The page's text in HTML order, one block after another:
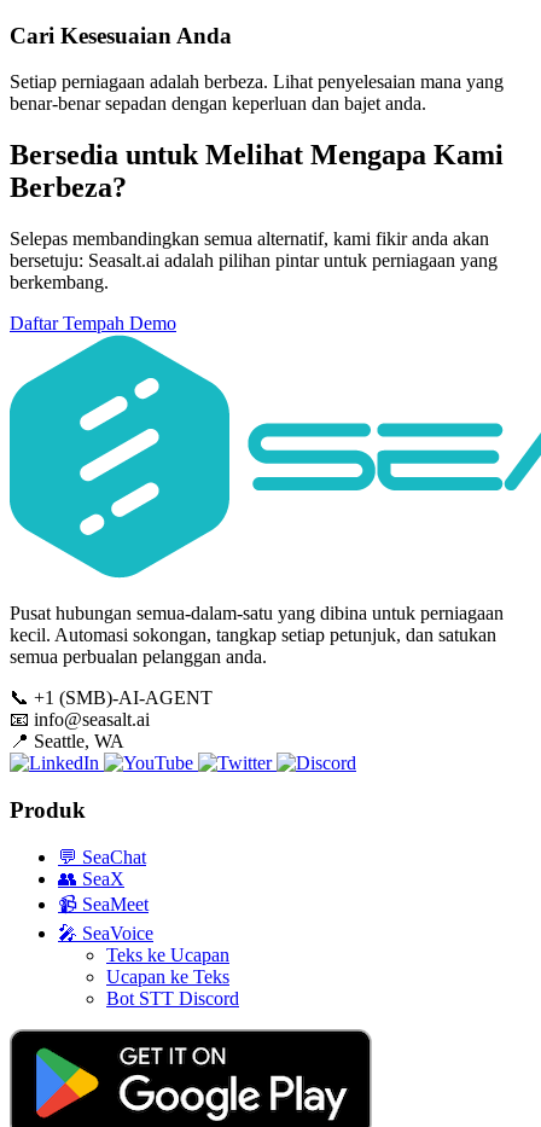
Cari Kesesuaian Anda
Setiap perniagaan adalah berbeza. Lihat penyelesaian mana yang
benar-benar sepadan dengan keperluan dan bajet anda.
Bersedia untuk Melihat Mengapa Kami
Berbeza?
Selepas membandingkan semua alternatif, kami fikir anda akan
bersetuju: Seasalt.ai adalah pilihan pintar untuk perniagaan yang
berkembang.
DaftarTempah Demo
Pusat hubungan semua-dalam-satu yang dibina untuk perniagaan
kecil. Automasi sokongan, tangkap setiap petunjuk, dan satukan
semua perbualan pelanggan anda.
📞 +1 (SMB)-AI-AGENT
📧 info@seasalt.ai
📍 Seattle, WA
Produk
💬 SeaChat
👥 SeaX
📹 SeaMeet
🎤 SeaVoice
Teks ke Ucapan
Ucapan ke Teks
Bot STT Discord